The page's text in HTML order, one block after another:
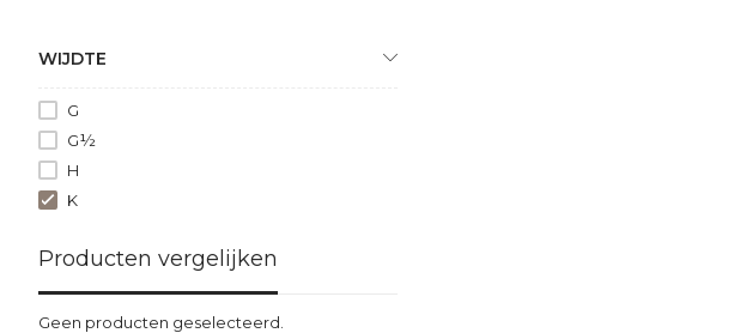
WIJDTE
G
G½
H
K
Producten vergelijken
Geen producten geselecteerd.